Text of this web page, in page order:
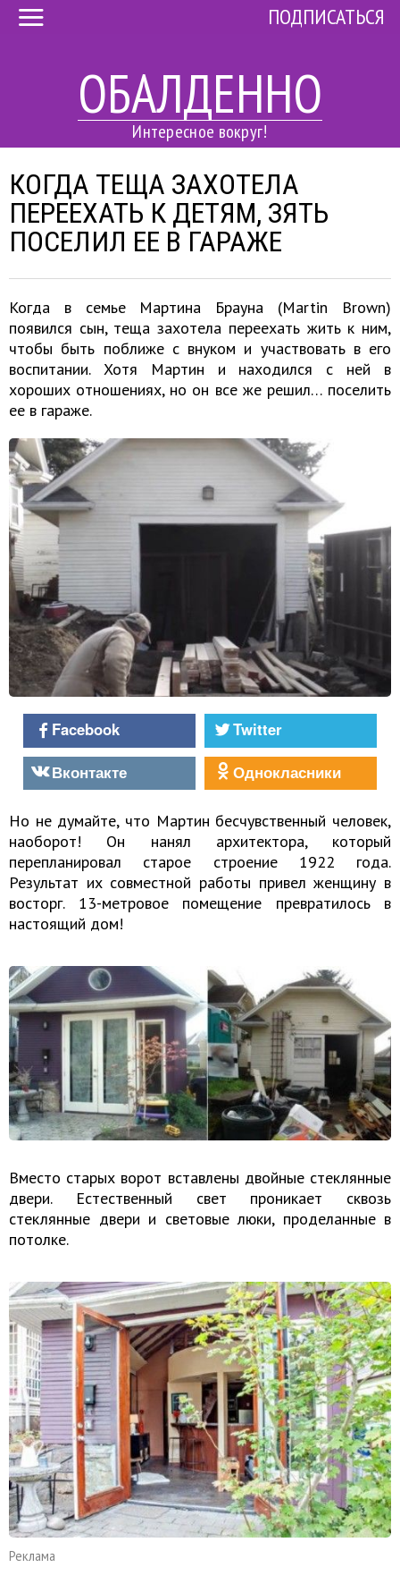
ОБАЛДЕННО
Интересное вокруг!
ПОДПИСАТЬСЯ
КОГДА ТЕЩА ЗАХОТЕЛА
ПЕРЕЕХАТЬ К ДЕТЯМ, ЗЯТЬ
ПОСЕЛИЛ ЕЕ В ГАРАЖЕ
Когда в семье Мартина Брауна (Martin Brown)
появился сын, теща захотела переехать жить к ним,
чтобы быть поближе с внуком и участвовать в его
воспитании. Хотя Мартин и находился с ней в
хороших отношениях, но он все же решил… поселить
ее в гараже.
Facebook
Twitter
Вконтакте
Однокласники
Но не думайте, что Мартин бесчувственный человек,
наоборот! Он нанял архитектора, который
перепланировал старое строение 1922 года.
Результат их совместной работы привел женщину в
восторг. 13-метровое помещение превратилось в
настоящий дом!
Вместо старых ворот вставлены двойные стеклянные
двери. Естественный свет проникает сквозь
стеклянные двери и световые люки, проделанные в
потолке.
Реклама